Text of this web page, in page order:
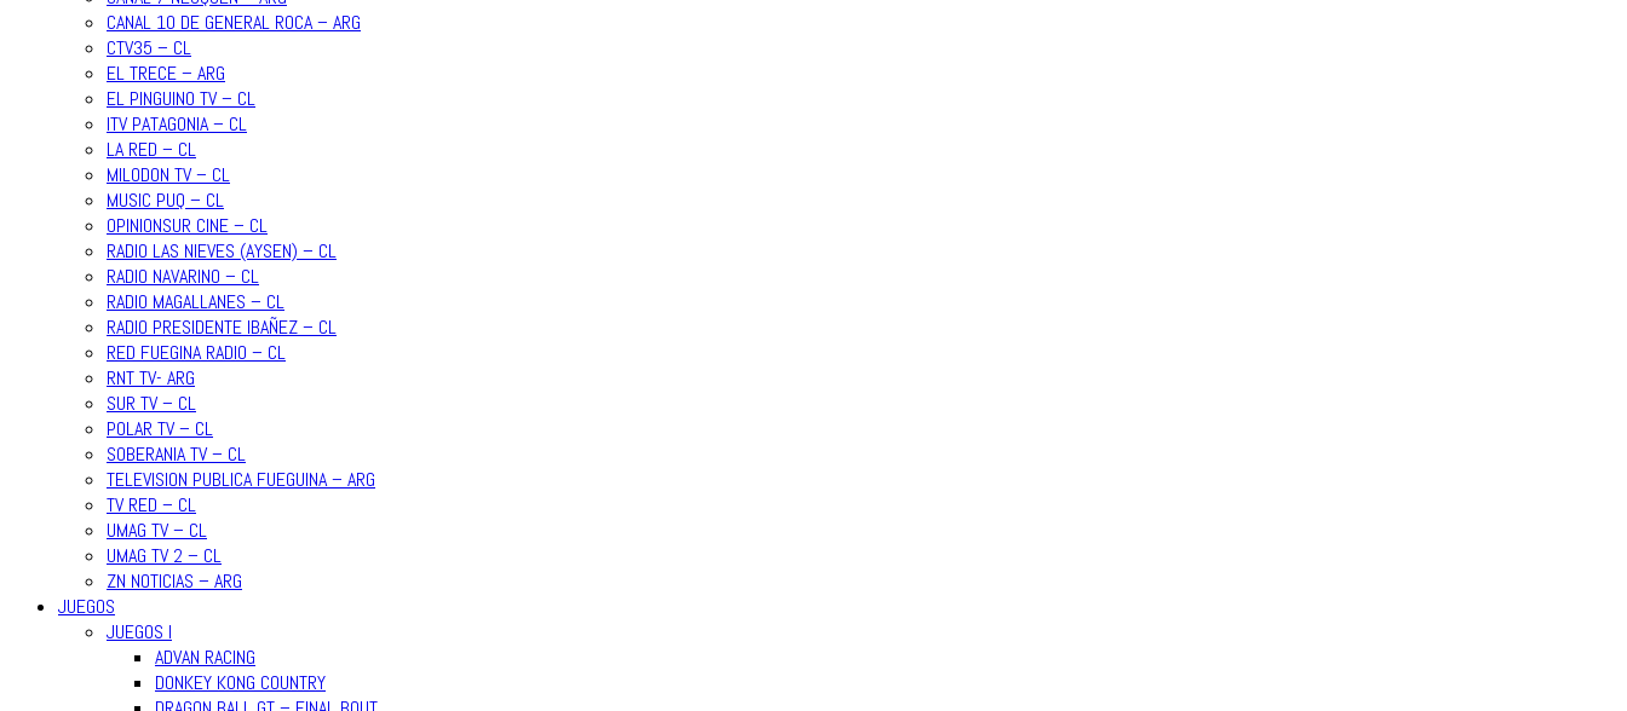
CANAL 10 DE GENERAL ROCA – ARG
CTV35 – CL
EL TRECE – ARG
EL PINGUINO TV – CL
ITV PATAGONIA – CL
LA RED – CL
MILODON TV – CL
MUSIC PUQ – CL
OPINIONSUR CINE – CL
RADIO LAS NIEVES (AYSEN) – CL
RADIO NAVARINO – CL
RADIO MAGALLANES – CL
RADIO PRESIDENTE IBAÑEZ – CL
RED FUEGINA RADIO – CL
RNT TV- ARG
SUR TV – CL
POLAR TV – CL
SOBERANIA TV – CL
TELEVISION PUBLICA FUEGUINA – ARG
TV RED – CL
UMAG TV – CL
UMAG TV 2 – CL
ZN NOTICIAS – ARG
JUEGOS
JUEGOS I
ADVAN RACING
DONKEY KONG COUNTRY